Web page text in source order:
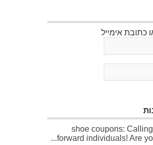
אימייל
shoe coupons:
forward individuals! Are